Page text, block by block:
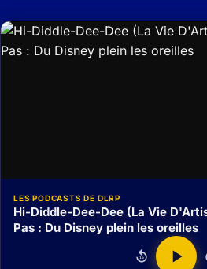
LES PODCASTS DE DLRP
Hi-Diddle-Dee-Dee (La Vie
Pas : Du Disney plein les oreilles
15